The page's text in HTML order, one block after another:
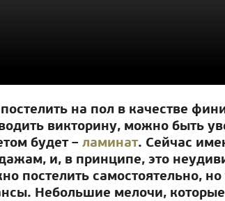
на пол в качестве
викторину, можно быть
будет – ламинат. Сейчас
и, в принципе, это
постелить самостоятельно,
Небольшие мелочи,